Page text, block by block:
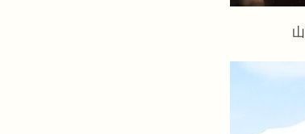
山頂碑の上にかわ